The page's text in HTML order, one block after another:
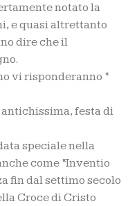
notato la
e quasi altrettanto
dire che il
vi risponderanno “
antichissima, festa di
speciale nella
come “Inventio
fin dal settimo secolo
Croce di Cristo